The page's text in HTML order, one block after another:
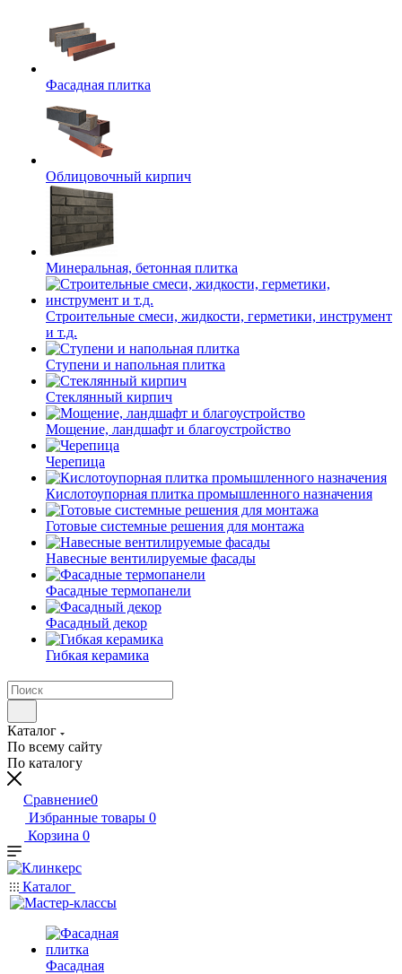
Фасадная плитка
Облицовочный кирпич
Минеральная, бетонная плитка
Строительные смеси, жидкости, герметики, инструмент
и т.д.
Ступени и напольная плитка
Cтеклянный кирпич
Мощение, ландшафт и благоустройство
Черепица
Кислотоупорная плитка промышленного назначения
Готовые системные решения для монтажа
Навесные вентилируемые фасады
Фасадные термопанели
Фасадный декор
Гибкая керамика
Каталог
По всему сайту
По каталогу
Сравнение0
Избранные товары 0
Корзина 0
Каталог
Фасадная